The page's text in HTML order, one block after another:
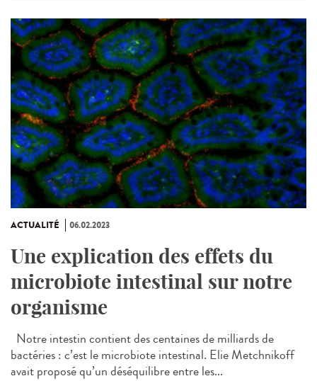
ACTUALITÉ 06.02.2023
Une explication des effets du
microbiote intestinal sur notre
organisme
Notre intestin contient des centaines de milliards de
bactéries : c’est le microbiote intestinal. Elie Metchnikoff
avait proposé qu’un déséquilibre entre les...